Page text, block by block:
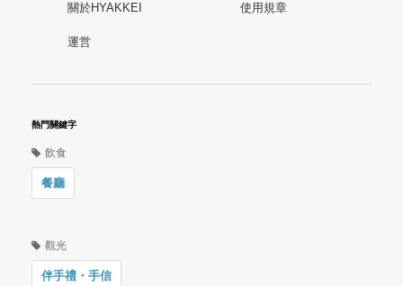
關於HYAKKEI 使用規章
運営
熱門關鍵字
飲食
餐廳
觀光
伴手禮・手信